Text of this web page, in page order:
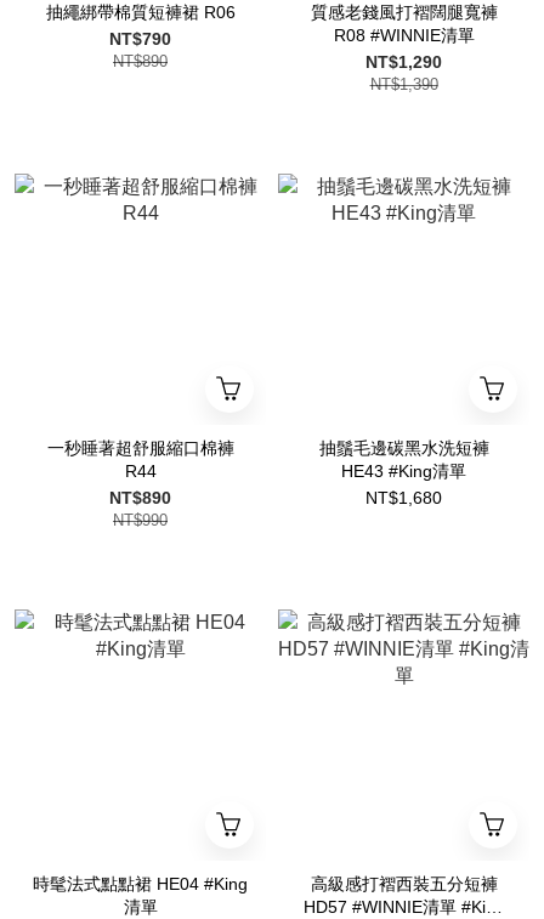
抽繩綁帶棉質短褲裙 R06
NT$790
NT$890
質感老錢風打褶闊腿寬褲
R08 #WINNIE清單
NT$1,290
NT$1,390
一秒睡著超舒服縮口棉褲
R44
NT$890
NT$990
抽鬚毛邊碳黑水洗短褲
HE43 #King清單
NT$1,680
時髦法式點點裙 HE04 #King
清單
高級感打褶西裝五分短褲
HD57 #WINNIE清單 #King